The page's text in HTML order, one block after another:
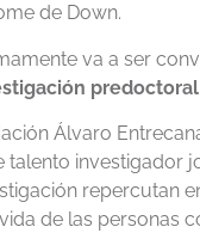
de Down.
va a ser
Álvaro
investigador
repercutan
de las personas